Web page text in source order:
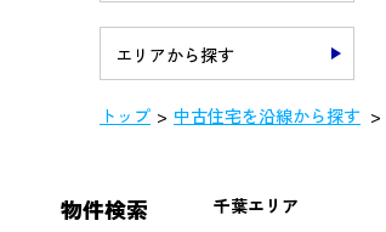
エリアから探す
トップ 中古住宅を沿線から探す
物件検索
千葉エリア